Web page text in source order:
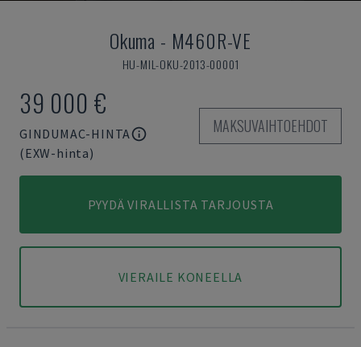
Okuma - M460R-VE
HU-MIL-OKU-2013-00001
39 000 €
GINDUMAC-HINTA
(EXW-hinta)
MAKSUVAIHTOEHDOT
PYYDÄ VIRALLISTA TARJOUSTA
VIERAILE KONEELLA